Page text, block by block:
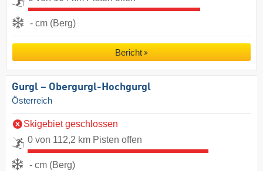
- cm (Berg)
Bericht
Gurgl – Obergurgl-Hochgurgl
Österreich
Skigebiet geschlossen
0 von 112,2 km Pisten offen
- cm (Berg)